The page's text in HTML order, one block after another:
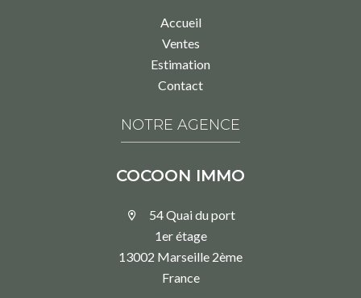
Accueil
Ventes
Estimation
Contact
NOTRE AGENCE
COCOON IMMO
54 Quai du port
1er étage
13002 Marseille 2ème
France